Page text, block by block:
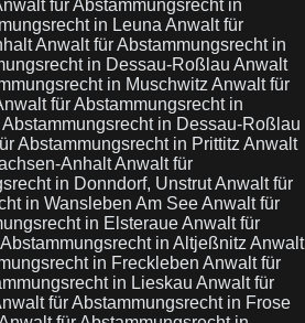
für Abstammungsrecht in
in Leuna Anwalt für
Anwalt für Abstammungsrecht in
in Dessau-Roßlau Anwalt
in Muschwitz Anwalt für
für Abstammungsrecht in
in Dessau-Roßlau
Abstammungsrecht in Prittitz Anwalt
AnhaltAnwalt für
in Donndorf, UnstrutAnwalt für
in Wansleben Am SeeAnwalt für
in ElsteraueAnwalt für
in Altjeßnitz Anwalt
in Freckleben Anwalt für
in Lieskau Anwalt für
für Abstammungsrecht in Frose